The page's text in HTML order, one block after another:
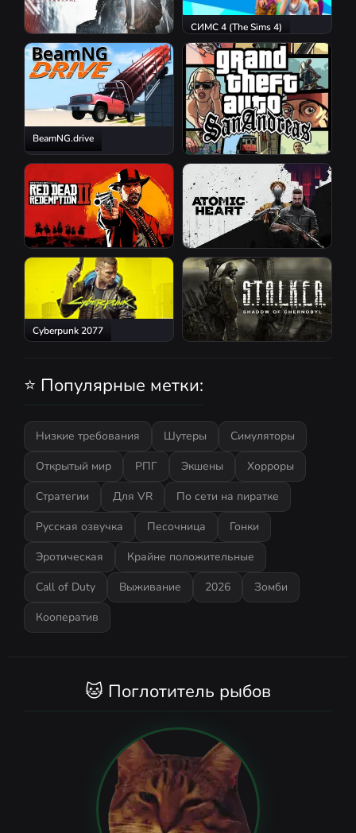
Resident Evil Requiem
СИМС 4 (The Sims 4)
BeamNG.drive
GTA San Andreas
Red Dead Redemption 2 Atomic Heart
Cyberpunk 2077
⭐ Популярные метки:
Низкие требования Шутеры
Симуляторы
Открытый мир
РПГ Экшены
Хорроры
Стратегии
Для VR
По сети на пиратке
Русская озвучка
Песочница
Гонки
Эротическая
Крайне положительные
Call of Duty
Выживание 2026
Зомби
Кооператив
🐱 Поглотитель рыбов